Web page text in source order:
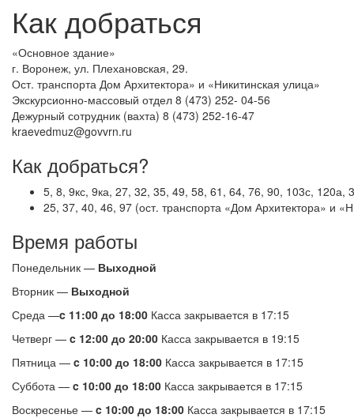
Как добраться
«Основное здание»
г. Воронеж, ул. Плехановская, 29.
Ост. транспорта Дом Архитектора» и «Никитинская улица»
Экскурсионно-массовый отдел 8 (473) 252- 04-56
Дежурный сотрудник (вахта) 8 (473) 252-16-47
kraevedmuz@govvrn.ru
Как добраться?
5, 8, 9кс, 9ка, 27, 32, 35, 49, 58, 61, 64, 76, 90, 103с, 120а,
25, 37, 40, 46, 97 (ост. транспорта «Дом Архитектора» и
Время работы
Понедельник — Выходной
Вторник — Выходной
Среда —c 11:00 до 18:00 Касса закрывается в 17:15
Четверг — c 12:00 до 20:00 Касса закрывается в 19:15
Пятница — c 10:00 до 18:00 Касса закрывается в 17:15
Суббота — c 10:00 до 18:00 Касса закрывается в 17:15
Воскресенье — c 10:00 до 18:00 Касса закрывается в 17:15